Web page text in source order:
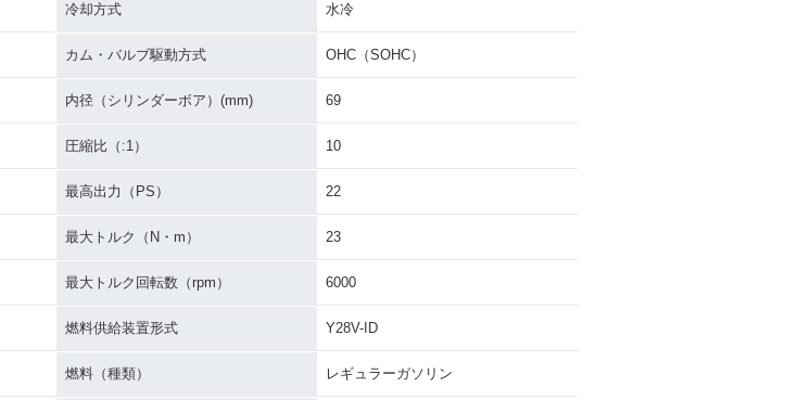
冷却方式 水冷
カム・バルブ駆動方式 OHC（SOHC）
内径（シリンダーボア）(mm) 69
圧縮比（:1） 10
最高出力（PS） 22
最大トルク（N・m） 23
最大トルク回転数（rpm） 6000
燃料供給装置形式 Y28V-ID
燃料（種類） レギュラーガソリン